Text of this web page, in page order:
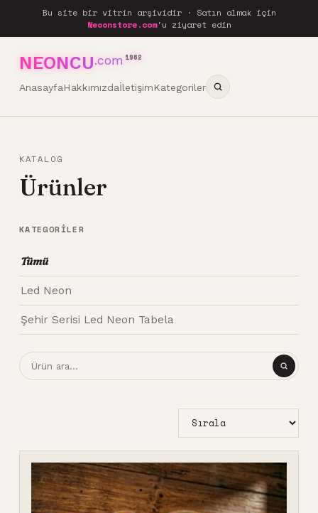
Bu site bir vitrin arşividir · Satın almak için
Neoonstore.com'u ziyaret edin
NEONCU.com 1962
AnasayfaHakkımızdaİletişimKategoriler
KATALOG
Ürünler
KATEGORILER
Tümü
Led Neon
Şehir Serisi Led Neon Tabela